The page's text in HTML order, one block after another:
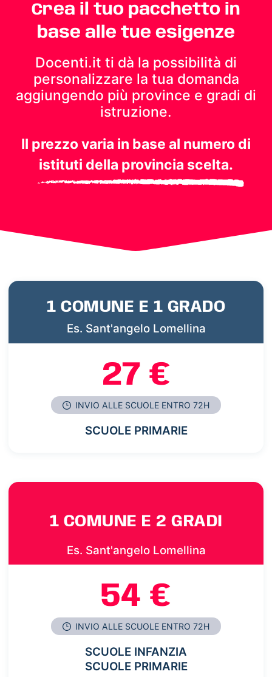
Crea il tuo pacchetto in
base alle tue esigenze
Docenti.it ti dà la possibilità di
personalizzare la tua domanda
aggiungendo più province e gradi di
istruzione.
Il prezzo varia in base al numero di
istituti della provincia scelta.
1 COMUNE E 1 GRADO
Es. Sant'angelo Lomellina
27 €
INVIO ALLE SCUOLE ENTRO 72H
SCUOLE PRIMARIE
1 COMUNE E 2 GRADI
Es. Sant'angelo Lomellina
54 €
INVIO ALLE SCUOLE ENTRO 72H
SCUOLE INFANZIA
SCUOLE PRIMARIE